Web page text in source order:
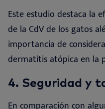
Este estudio destaca la
de la CdV de los gatos
importancia de
dermatitis atópica en la
4. Seguridad y